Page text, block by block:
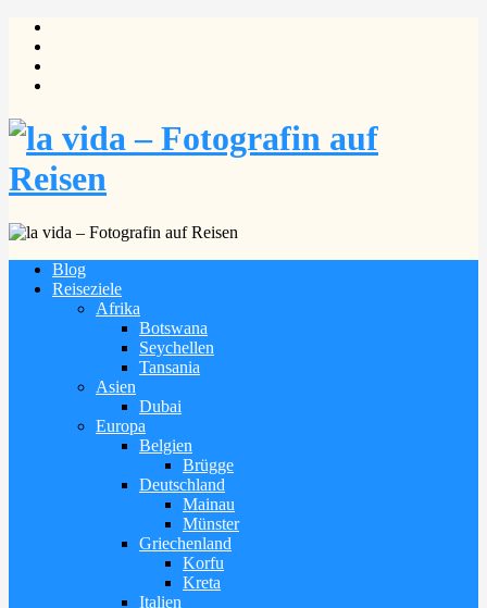
Blog
Reiseziele
Afrika
Botswana
Seychellen
Tansania
Asien
Dubai
Europa
Belgien
Brügge
Deutschland
Mainau
Münster
Griechenland
Korfu
Kreta
Italien